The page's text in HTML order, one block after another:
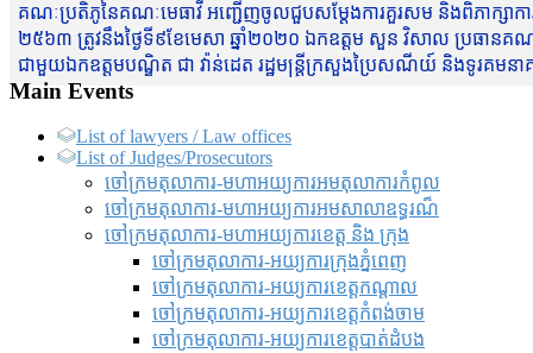
គណៈប្រតិភូនៃគណៈមេធាវី អញ្ជើញចូលជួបសម្តែងការគួរសម និងពិភាក្សាកា
២៥៦៣ ត្រូវនឹងថ្ងៃទី៩ខែមេសា ឆ្នាំ២០២០ ឯកឧត្តម សួន វិសាល ប្រធានគណ
ជាមួយឯកឧត្តមបណ្ឌិត ជា វ៉ាន់ដេត រដ្ឋមន្រ្តីក្រសួងប្រៃសណីយ៍ និងទូរគ
Main Events
List of lawyers / Law offices
List of Judges/Prosecutors
ចៅក្រមតុលាការ-មហាអយ្យការអមតុលាការកំពូល
ចៅក្រមតុលាការ-មហាអយ្យការអមសាលាឧទ្ធរណ៏
ចៅក្រមតុលាការ-មហាអយ្យការខេត្ត និង ក្រុង
ចៅក្រមតុលាការ-អយ្យការក្រុងភ្នំពេញ
ចៅក្រមតុលាការ-អយ្យការខេត្តកណ្តាល
ចៅក្រមតុលាការ-អយ្យការខេត្តកំពង់ចាម
ចៅក្រមតុលាការ-អយ្យការខេត្តបាត់ដំបង